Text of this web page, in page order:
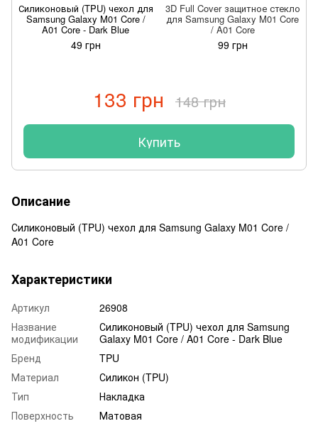
Силиконовый (TPU) чехол для
Samsung Galaxy M01 Core /
A01 Core - Dark Blue
49 грн
3D Full Cover защитное стекло
для Samsung Galaxy M01 Core
/ A01 Core
99 грн
133 грн 148 грн
Купить
Описание
Силиконовый (TPU) чехол для Samsung Galaxy M01 Core /
A01 Core
Характеристики
Артикул
26908
Название
модификации
Силиконовый (TPU) чехол для Samsung
Galaxy M01 Core / A01 Core - Dark Blue
Бренд
TPU
Материал
Силикон (TPU)
Тип
Накладка
Поверхность
Матовая